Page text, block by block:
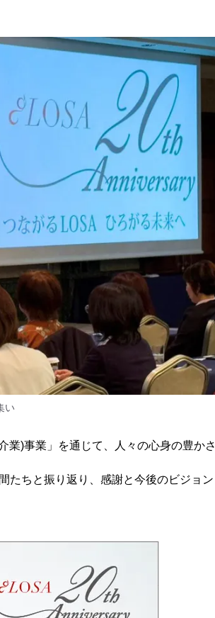
い
業)事業」を通じて、人々の心身の豊かさ
たちと振り返り、感謝と今後のビジョン